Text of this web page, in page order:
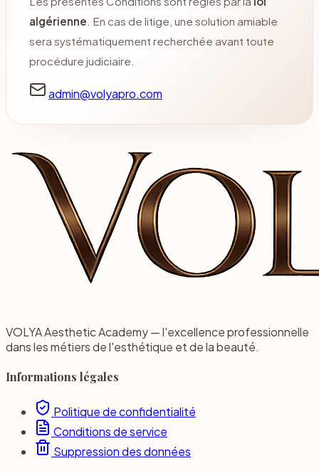
algérienne . En cas de litige, une solution amiable
sera systématiquement recherchée avant toute
procédure judiciaire.
admin@volyapro.com
VOLYA Aesthetic Academy — l'excellence professionnelle
dans les métiers de l'esthétique et de la beauté.
Informations légales
Politique de confidentialité
Conditions de service
Suppression des données